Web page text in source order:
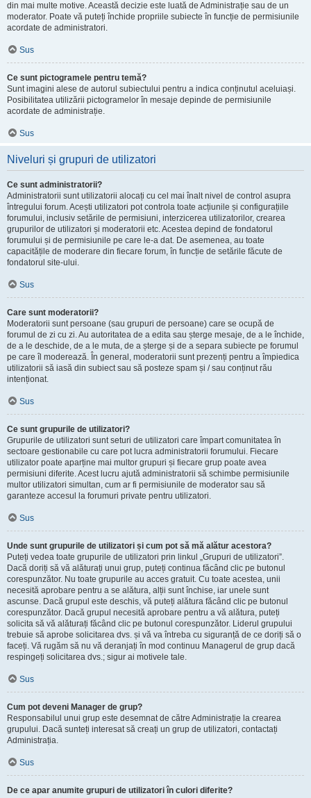
din mai multe motive. Această decizie este luată de Administrație sau de un
moderator. Poate vă puteți închide propriile subiecte în funcție de permisiunile
acordate de administratori.
Sus
Ce sunt pictogramele pentru temă?
Sunt imagini alese de autorul subiectului pentru a indica conținutul aceluiași.
Posibilitatea utilizării pictogramelor în mesaje depinde de permisiunile
acordate de administrație.
Sus
Niveluri și grupuri de utilizatori
Ce sunt administratorii?
Administratorii sunt utilizatorii alocați cu cel mai înalt nivel de control asupra
întregului forum. Acești utilizatori pot controla toate acțiunile și configurațiile
forumului, inclusiv setările de permisiuni, interzicerea utilizatorilor, crearea
grupurilor de utilizatori și moderatorii etc. Acestea depind de fondatorul
forumului și de permisiunile pe care le-a dat. De asemenea, au toate
capacitățile de moderare din fiecare forum, în funcție de setările făcute de
fondatorul site-ului.
Sus
Care sunt moderatorii?
Moderatorii sunt persoane (sau grupuri de persoane) care se ocupă de
forumul de zi cu zi. Au autoritatea de a edita sau șterge mesaje, de a le închide,
de a le deschide, de a le muta, de a șterge și de a separa subiecte pe forumul
pe care îl moderează. În general, moderatorii sunt prezenți pentru a împiedica
utilizatorii să iasă din subiect sau să posteze spam și / sau conținut rău
intenționat.
Sus
Ce sunt grupurile de utilizatori?
Grupurile de utilizatori sunt seturi de utilizatori care împart comunitatea în
sectoare gestionabile cu care pot lucra administratorii forumului. Fiecare
utilizator poate aparține mai multor grupuri și fiecare grup poate avea
permisiuni diferite. Acest lucru ajută administratorii să schimbe permisiunile
multor utilizatori simultan, cum ar fi permisiunile de moderator sau să
garanteze accesul la forumuri private pentru utilizatori.
Sus
Unde sunt grupurile de utilizatori și cum pot să mă alătur acestora?
Puteți vedea toate grupurile de utilizatori prin linkul „Grupuri de utilizatori”.
Dacă doriți să vă alăturați unui grup, puteți continua făcând clic pe butonul
corespunzător. Nu toate grupurile au acces gratuit. Cu toate acestea, unii
necesită aprobare pentru a se alătura, alții sunt închise, iar unele sunt
ascunse. Dacă grupul este deschis, vă puteți alătura făcând clic pe butonul
corespunzător. Dacă grupul necesită aprobare pentru a vă alătura, puteți
solicita să vă alăturați făcând clic pe butonul corespunzător. Liderul grupului
trebuie să aprobe solicitarea dvs. și vă va întreba cu siguranță de ce doriți să o
faceți. Vă rugăm să nu vă deranjați în mod continuu Managerul de grup dacă
respingeți solicitarea dvs.; sigur ai motivele tale.
Sus
Cum pot deveni Manager de grup?
Responsabilul unui grup este desemnat de către Administrație la crearea
grupului. Dacă sunteți interesat să creați un grup de utilizatori, contactați
Administrația.
Sus
De ce apar anumite grupuri de utilizatori în culori diferite?